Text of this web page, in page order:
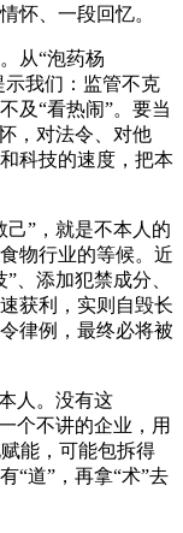
怀、一段回忆。
从“泡药杨
示我们：监管不克
及“看热闹”。要当
，对法令、对他
科技的速度，把本
”，就是不本人的
物行业的等候。近
、添加犯禁成分、
获利，实则自毁长
律例，最终必将被
人。没有这
个不讲的企业，用
能，可能包拆得
“道”，再拿“术”去